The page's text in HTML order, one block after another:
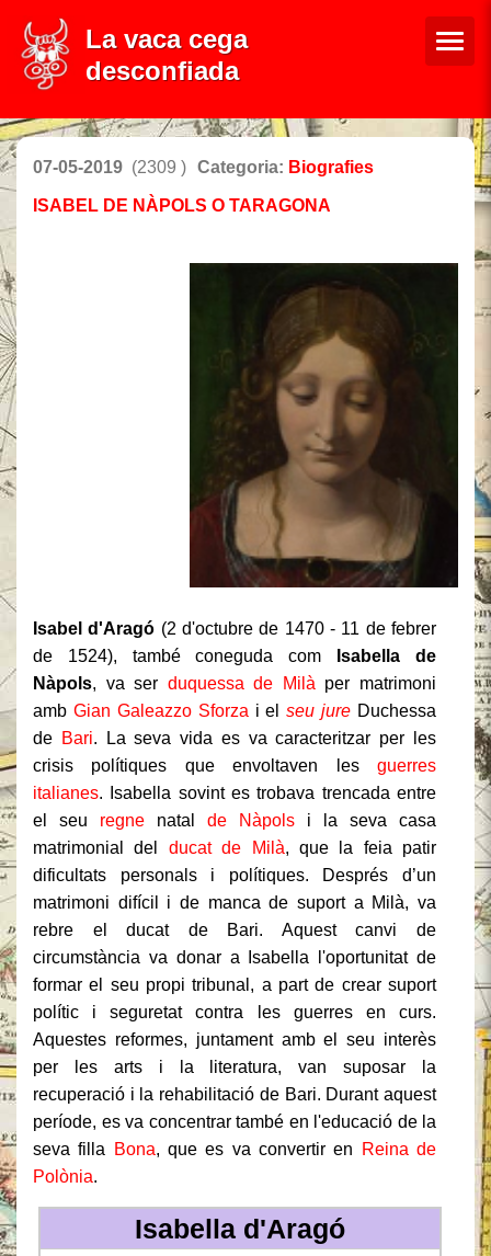
La vaca cega
desconfiada
07-05-2019 (2309 ) Categoria: Biografies
ISABEL DE NÀPOLS O TARAGONA
Isabel d'Aragó (2 d'octubre de 1470 - 11 de febrer
de 1524), també coneguda com
Isabella de
Nàpols, va ser duquessa de Milà per matrimoni
amb Gian Galeazzo Sforza i elseu jure Duchessa
de Bari.
La seva vida es va caracteritzar per les
crisis polítiques que envoltaven les guerres
italianes.
Isabella sovint es trobava trencada entre
el seu regne natal de Nàpols i la seva casa
matrimonial del ducat de Milà, que la feia patir
dificultats personals i polítiques.
Després d’un
matrimoni difícil i de manca de suport a Milà, va
rebre el ducat de Bari.
Aquest canvi de
circumstància va donar a Isabella l'oportunitat de
formar el seu propi tribunal, a part de crear suport
polític i seguretat contra les guerres en curs.
Aquestes reformes, juntament amb el seu interès
per les arts i la literatura, van suposar la
recuperació i la rehabilitació de Bari. Durant aquest
període, es va concentrar també en l'educació de la
seva filla
Bona, que es va convertir en
Reina de
Polònia.
Isabella d'Aragó